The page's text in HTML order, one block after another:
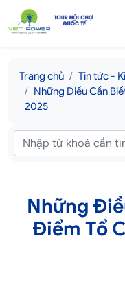
Trang chủ
Tin tức -
Những Điều Cần
2025
Những
Điểm Tổ